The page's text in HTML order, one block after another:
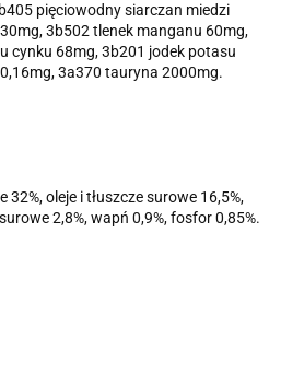
pięciowodny siarczan miedzi
3b502 tlenek manganu 60mg,
cynku 68mg, 3b201 jodek potasu
3a370 tauryna 2000mg.
32%, oleje i tłuszcze surowe 16,5%,
2,8%, wapń 0,9%, fosfor 0,85%.